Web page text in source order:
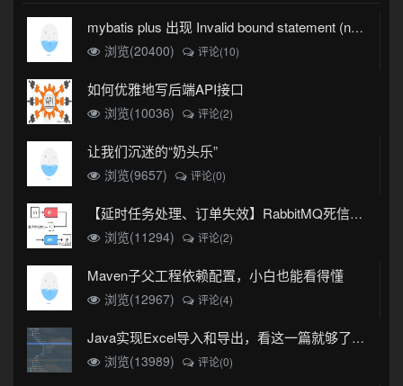
mybatis plus 出现 Invalid bound statement (not found)
浏览(20400)
评论(10)
如何优雅地写后端API接口
浏览(10036) 评论(2)
让我们沉迷的“奶头乐”
浏览(9657) 评论(0)
【延时任务处理、订单失效】RabbitMQ死信队列实现
浏览(11294)
评论(2)
Maven子父工程依赖配置，小白也能看得懂
浏览(12967) 评论(4)
Java实现Excel导入和导出，看这一篇就够了(珍藏版)
浏览(13989)
评论(0)